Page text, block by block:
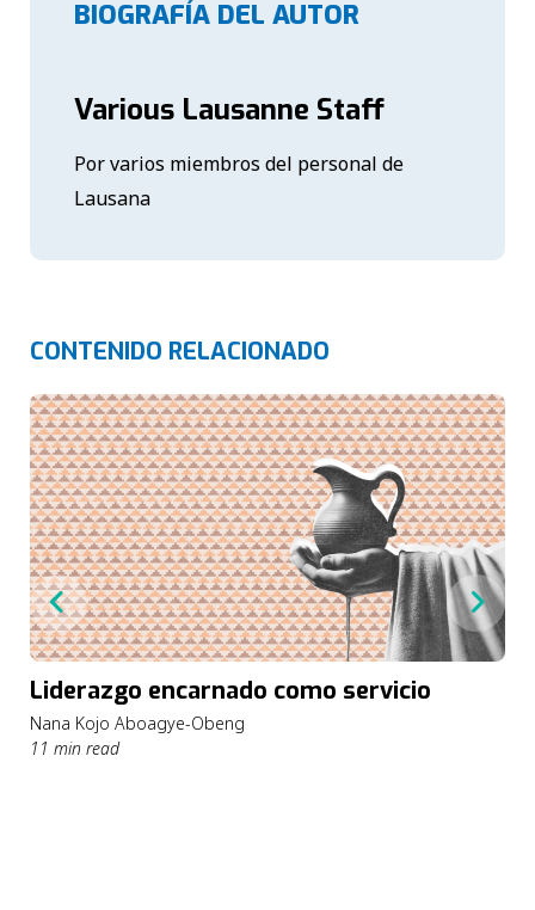
BIOGRAFÍA DEL AUTOR
Various Lausanne Staff
Por varios miembros del personal de
Lausana
CONTENIDO RELACIONADO
Liderazgo encarnado como servicio
Nana Kojo Aboagye-Obeng
11 min read